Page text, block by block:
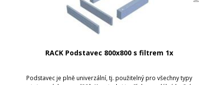
RACK Podstavec 800x800 s filtrem 1x
Podstavec je plně univerzální, tj. použitelný pro všechny typy